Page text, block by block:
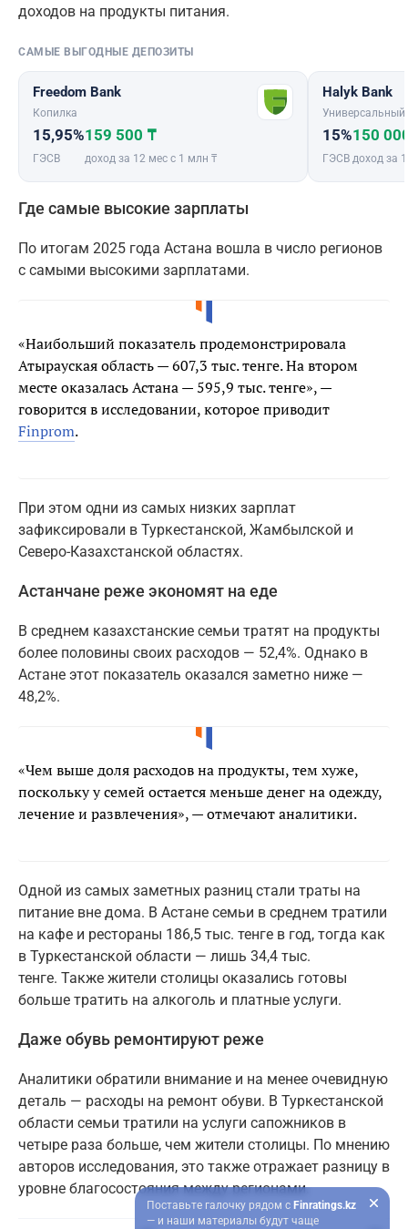
доходов на продукты питания.
САМЫЕ ВЫГОДНЫЕ ДЕПОЗИТЫ
Freedom Bank
Копилка
15,95%
ГЭСВ
159 500 ₸
доход за 12 мес с 1 млн ₸
Halyk Bank
Универсальный
15%
ГЭСВ
150
доход за
Где самые высокие зарплаты
По итогам 2025 года Астана вошла в число регионов
с самыми высокими зарплатами.
«Наибольший показатель продемонстрировала
Атырауская область — 607,3 тыс. тенге. На втором
месте оказалась Астана — 595,9 тыс. тенге», —
говорится в исследовании, которое приводит
Finprom.
При этом одни из самых низких зарплат
зафиксировали в Туркестанской, Жамбылской и
Северо-Казахстанской областях.
Астанчане реже экономят на еде
В среднем казахстанские семьи тратят на продукты
более половины своих расходов — 52,4%. Однако в
Астане этот показатель оказался заметно ниже —
48,2%.
«Чем выше доля расходов на продукты, тем хуже,
поскольку у семей остается меньше денег на одежду,
лечение и развлечения», — отмечают аналитики.
Одной из самых заметных разниц стали траты на
питание вне дома. В Астане семьи в среднем тратили
на кафе и рестораны 186,5 тыс. тенге в год, тогда как
в Туркестанской области — лишь 34,4 тыс.
тенге. Также жители столицы оказались готовы
больше тратить на алкоголь и платные услуги.
Даже обувь ремонтируют реже
Аналитики обратили внимание и на менее очевидную
деталь — расходы на ремонт обуви. В Туркестанской
области семьи тратили на услуги сапожников в
четыре раза больше, чем жители столицы. По мнению
авторов исследования, это также отражает разницу в
уровне благосостояния между регионами.
Поставьте галочку рядом с Finratings.kz
— и наши материалы будут чаще